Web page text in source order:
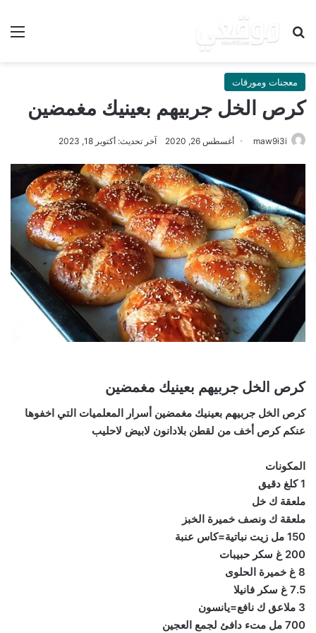
بحث عن
معجنات ومورقات
كرص الخل جربيهم بعينيك مغمضين
maw9i3i أغسطس 26, 2020 آخر تحديث: أكتوبر 18, 2023
كرص الخل جربيهم بعينيك مغمضين
كرص الخل جربيهم بعينيك مغمضين أسرار المعلميات التي اخفوها
عنكم كرص أخف من لقطن بلادانون لابيض لاحليب
المكونات
1 كلغ دقيق
ملعقة ك خل
ملعقة ك ونصف خميرة الخبز
150 مل زيت نباتية=كاس عنبة
200 غ سكر حبيبات
8 غ خميرة الحلوى
7.5 غ سكر فانيلا
3 ملاعق ك نافع=يانسون
700 مل متء دافئ لجمع العجين